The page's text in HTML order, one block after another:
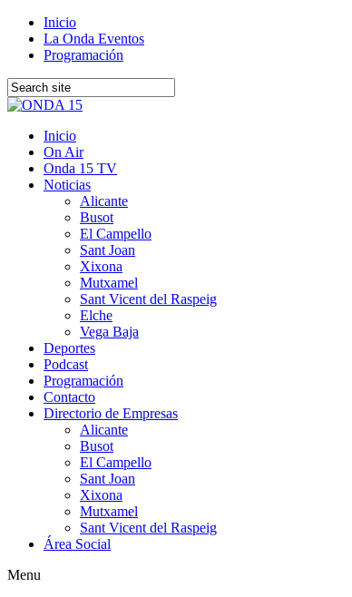
Inicio
La Onda Eventos
Programación
Inicio
On Air
Onda 15 TV
Noticias
Alicante
Busot
El Campello
Sant Joan
Xixona
Mutxamel
Sant Vicent del Raspeig
Elche
Vega Baja
Deportes
Podcast
Programación
Contacto
Directorio de Empresas
Alicante
Busot
El Campello
Sant Joan
Xixona
Mutxamel
Sant Vicent del Raspeig
Área Social
Menu